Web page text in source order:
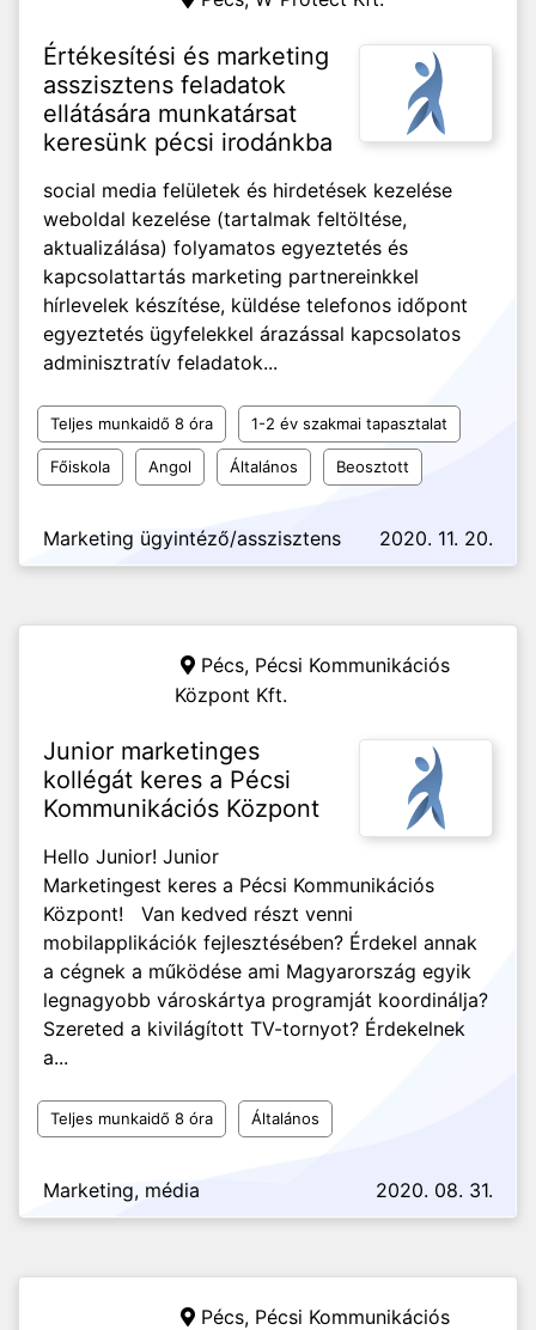
Értékesítési és marketing
asszisztens feladatok
ellátására munkatársat
keresünk pécsi irodánkba
social media felületek és hirdetések kezelése
weboldal kezelése (tartalmak feltöltése,
aktualizálása) folyamatos egyeztetés és
kapcsolattartás marketing partnereinkkel
hírlevelek készítése, küldése telefonos időpont
egyeztetés ügyfelekkel árazással kapcsolatos
adminisztratív feladatok...
Teljes munkaidő 8 óra 1-2 év szakmai tapasztalat
Főiskola Angol Általános Beosztott
Marketing ügyintéző/asszisztens 2020. 11. 20.
Pécs, Pécsi Kommunikációs
Központ Kft.
Junior marketinges
kollégát keres a Pécsi
Kommunikációs Központ
Hello Junior! Junior
Marketingest keres a Pécsi Kommunikációs
Központ! Van kedved részt venni
mobilapplikációk fejlesztésében? Érdekel annak
a cégnek a működése ami Magyarország egyik
legnagyobb városkártya programját koordinálja?
Szereted a kivilágított TV-tornyot? Érdekelnek
a...
Teljes munkaidő 8 óra Általános
Marketing, média 2020. 08. 31.
Pécs, Pécsi Kommunikációs